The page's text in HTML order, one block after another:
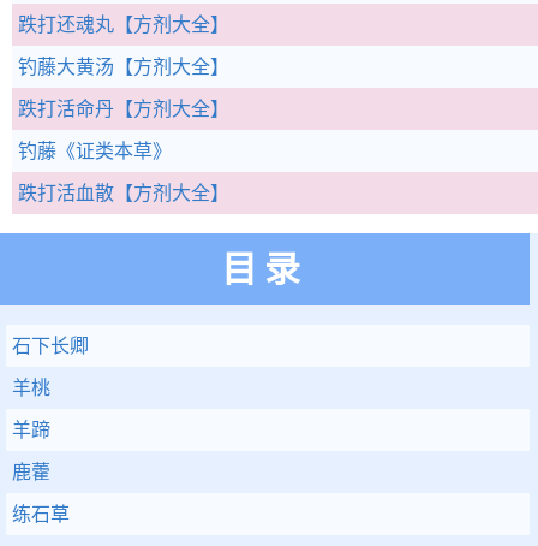
跌打还魂丸 【方剂大全】
钓藤大黄汤 【方剂大全】
跌打活命丹 【方剂大全】
钓藤 《证类本草》
跌打活血散 【方剂大全】
目录
石下长卿
羊桃
羊蹄
鹿藿
练石草